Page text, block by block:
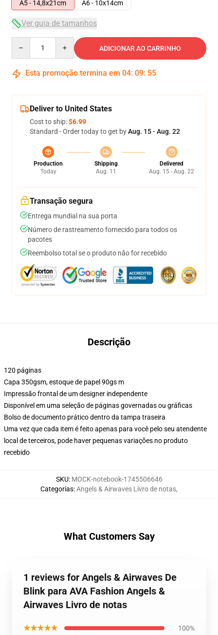
A5 - 14,8x21cm
A6 - 10x14cm
Ver guia de tamanhos
ADICIONAR AO CARRINHO
Esta promoção termina em 04: 09: 54
Deliver to United States
Cost to ship:$6.99
Standard - Order today to get byAug. 15 - Aug. 22
Production
Today
Shipping
Aug. 11
Delivered
Aug. 15 - Aug. 22
Transação segura
Entrega mundial na sua porta
Número de rastreamento fornecido para todos os
pacotes
Reembolso total se o produto não for recebido
Descrição
120 páginas
Capa 350gsm, estoque de papel 90gs m
Impressão frontal de um designer independente
Disponível em uma seleção de páginas governadas ou gráficas
Bolso de documento prático dentro da tampa traseira
Uma vez que cada item é feito apenas para você pelo seu atendente
local de terceiros, pode haver pequenas variações no produto
recebido
SKU: MOCK-notebook-1745506646
Categorias:Angels & Airwaves Livro de notas,
What Customers Say
1 reviews for Angels & Airwaves De
Blink para AVA Fashion Angels &
Airwaves Livro de notas
★★★★★ 100%